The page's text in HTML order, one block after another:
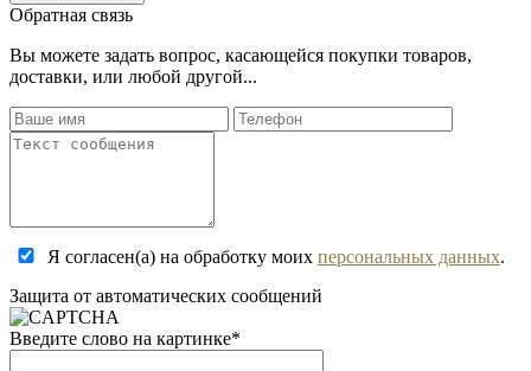
Обратная связь
Вы можете задать вопрос, касающейся покупки товаров,
доставки, или любой другой...
Я согласен(а) на обработку моих персональных данных.
Защита от автоматических сообщений
Введите слово на картинке*